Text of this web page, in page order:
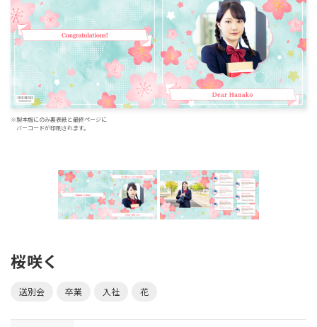
※製本版にのみ裏表紙と最終ページに
バーコードが印刷されます。
桜咲く
送別会 卒業 入社 花